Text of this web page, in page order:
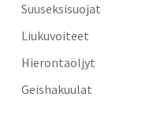
Suuseksisuojat
Liukuvoiteet
Hierontaöljyt
Geishakuulat